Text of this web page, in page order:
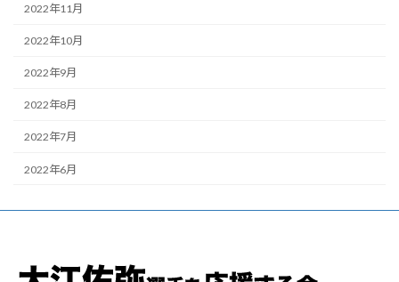
2022年11月
2022年10月
2022年9月
2022年8月
2022年7月
2022年6月